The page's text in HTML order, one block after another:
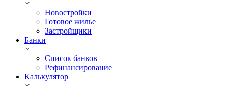
Новостройки
Готовое жилье
Застройщики
Банки
Список банков
Рефинансирование
Калькулятор